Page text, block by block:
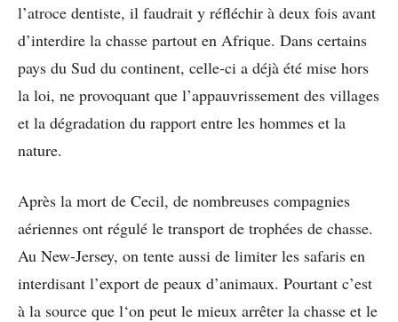
l’atroce dentiste, il faudrait y réfléchir à deux fois avant
d’interdire la chasse partout en Afrique. Dans certains
pays du Sud du continent, celle-ci a déjà été mise hors
la loi, ne provoquant que l’appauvrissement des villages
et la dégradation du rapport entre les hommes et la
nature.
Après la mort de Cecil, de nombreuses compagnies
aériennes ont régulé le transport de trophées de chasse.
Au New-Jersey, on tente aussi de limiter les safaris en
interdisant l’export de peaux d’animaux. Pourtant c’est
à la source que l‘on peut le mieux arrêter la chasse et le